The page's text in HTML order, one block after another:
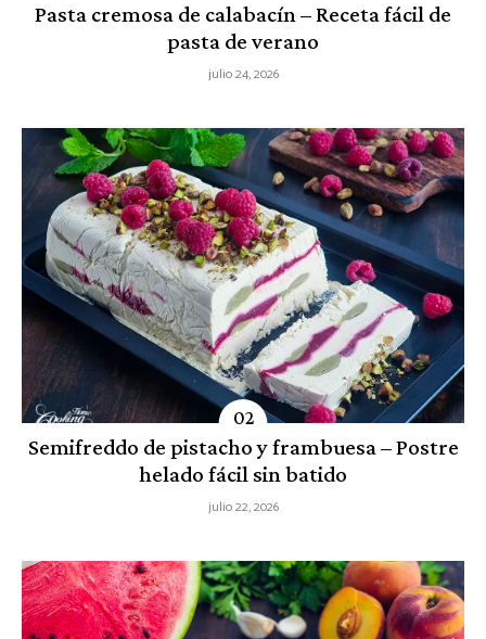
Pasta cremosa de calabacín – Receta fácil de
pasta de verano
julio 24, 2026
Semifreddo de pistacho y frambuesa – Postre
helado fácil sin batido
julio 22, 2026